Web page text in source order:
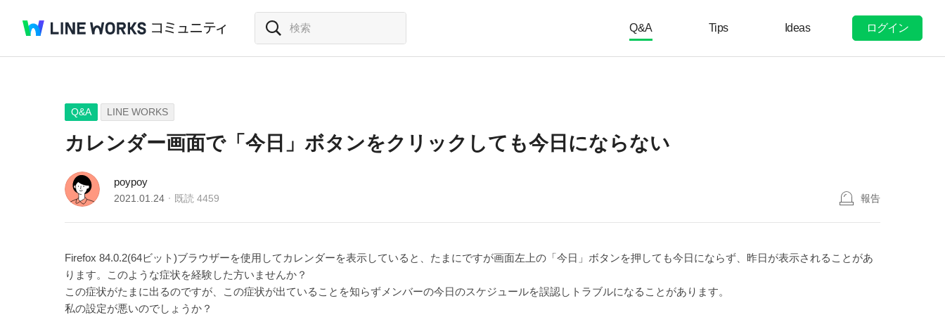
Q&A Tips Ideas ログイン
Q&A LINE WORKS
カレンダー画面で「今日」ボタンをクリックしても今日にならない
poypoy
2021.01.24 既読 4459 報告
Firefox 84.0.2(64ビット)ブラウザーを使用してカレンダーを表示していると、たまにですが画面左上の「今日」ボタンを押しても今日にならず、昨日が表示されることがあ
ります。このような症状を経験した方いませんか？
この症状がたまに出るのですが、この症状が出ていることを知らずメンバーの今日のスケジュールを誤認しトラブルになることがあります。
私の設定が悪いのでしょうか？